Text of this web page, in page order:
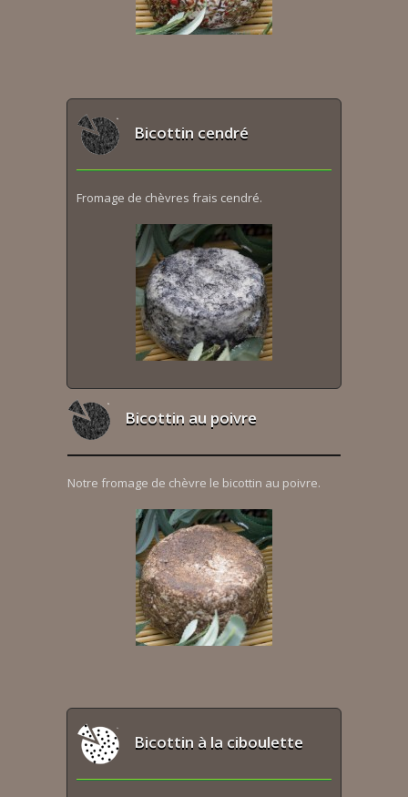
Bicottin cendré
Fromage de chèvres frais cendré.
Bicottin au poivre
Notre fromage de chèvre le bicottin au poivre.
Bicottin à la ciboulette